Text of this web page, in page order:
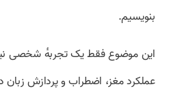
بنویسیم.
این موضوع فقط یک تجربهٔ شخصی
عملکرد مغز، اضطراب و پردازش